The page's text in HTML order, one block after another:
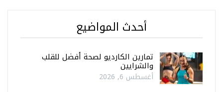
أحدث المواضيع
تمارين الكارديو لصحة أفضل للقلب
والشرايين
أغسطس 6, 2026